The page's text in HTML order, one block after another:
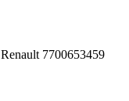
7700653459